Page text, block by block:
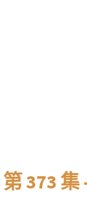
第 373 集